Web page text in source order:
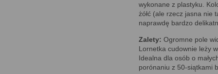
wykonane z plastyku.
żółć (ale rzecz jasna nie
naprawdę bardzo
Zalety: Ogromne pole
Lornetka cudownie leży
Idealna dla osób o
porónaniu z 50-siątkami